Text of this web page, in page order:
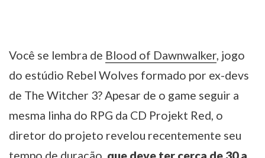
Você se lembra de Blood of Dawnwalker , jogo
do estúdio Rebel Wolves formado por ex-devs
de The Witcher 3? Apesar de o game seguir a
mesma linha do RPG da CD Projekt Red, o
diretor do projeto revelou recentemente seu
tempo de duração, que deve ter cerca de 30 a